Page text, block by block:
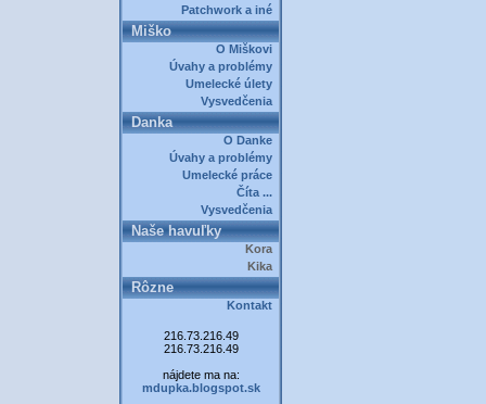
Patchwork a iné
Miško
O Miškovi
Úvahy a problémy
Umelecké úlety
Vysvedčenia
Danka
O Danke
Úvahy a problémy
Umelecké práce
Číta ...
Vysvedčenia
Naše havuľky
Kora
Kika
Rôzne
Kontakt
216.73.216.49
216.73.216.49
nájdete ma na:
mdupka.blogspot.sk